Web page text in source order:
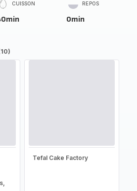
CUISSON REPOS
0min
Tefal Cake Factory